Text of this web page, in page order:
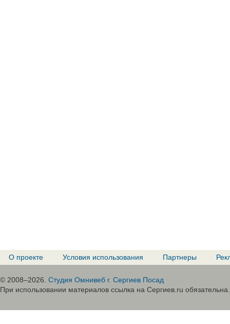
О проекте Условия использования Партнеры
© 2008–2026. Студия Омнивеб г. Сергиев Посад
При использовании материалов ссылка на Сергиев.ru обязательна.